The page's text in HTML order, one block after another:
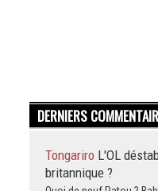
DERNIERS
Tongariro L'OL
britannique ?